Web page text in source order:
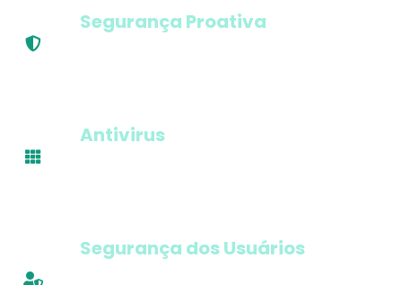
Segurança Proativa
Antivirus
Segurança dos Usuários